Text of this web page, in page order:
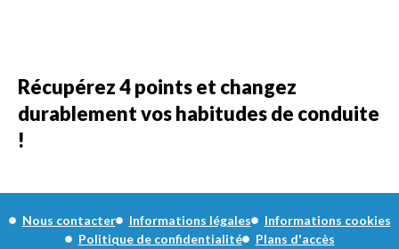
Récupérez 4 points et changez
durablement vos habitudes de conduite
!
Nous contacter Informations légales
Informations cookies
Politique de confidentialité
Plans d'accès